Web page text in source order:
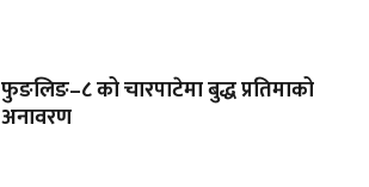
फुङलिङ–८ को चारपाटेमा बुद्ध प्रतिमाको
अनावरण